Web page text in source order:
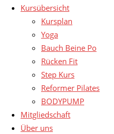
Kursübersicht
Kursplan
Yoga
Bauch Beine Po
Rücken Fit
Step Kurs
Reformer Pilates
BODYPUMP
Mitgliedschaft
Über uns